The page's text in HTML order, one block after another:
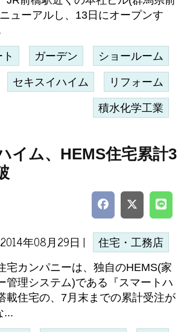
ューアルし、13日にオープンす
ガーデン ショールーム
セキスイハイム リフォーム
積水化学工業
イム、HEMS住宅累計3
2014年08月29日 | 住宅・工務店
宅カンパニーは、独自のHEMS(家
管理システム)である『スマートハ
載住宅の、7月末までの累計受注が
...